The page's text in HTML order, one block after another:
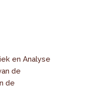
en Analyse
de
de